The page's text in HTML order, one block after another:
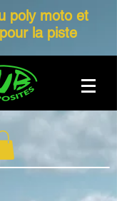
poly moto et
la piste